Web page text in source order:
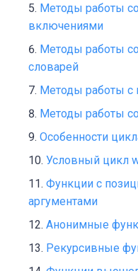
Методы работы
включениями
Методы работы
словарей
Методы работы с
Методы работы
Особенности
Условный цикл
Функции с
аргументами
Анонимные
Рекурсивные